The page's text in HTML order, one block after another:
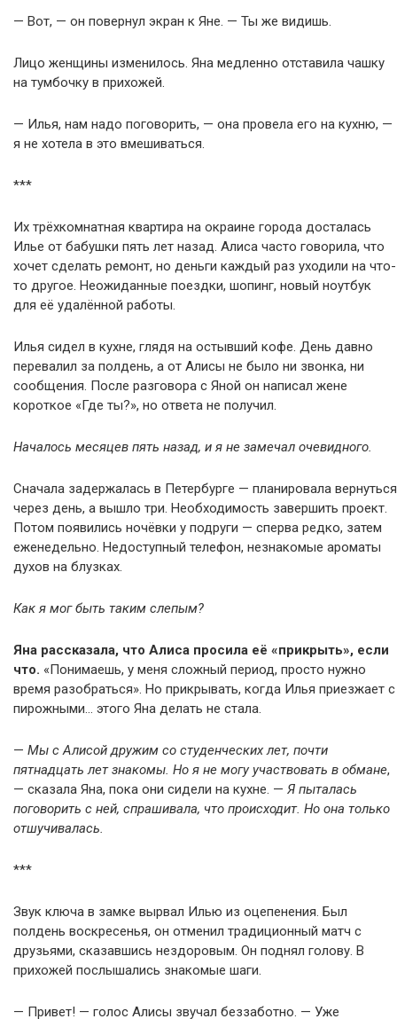
— Вот, — он повернул экран к Яне. — Ты же видишь.
Лицо женщины изменилось. Яна медленно отставила чашку
на тумбочку в прихожей.
— Илья, нам надо поговорить, — она провела его на кухню, —
я не хотела в это вмешиваться.
***
Их трёхкомнатная квартира на окраине города досталась
Илье от бабушки пять лет назад. Алиса часто говорила, что
хочет сделать ремонт, но деньги каждый раз уходили на что-
то другое. Неожиданные поездки, шопинг, новый ноутбук
для её удалённой работы.
Илья сидел в кухне, глядя на остывший кофе. День давно
перевалил за полдень, а от Алисы не было ни звонка, ни
сообщения. После разговора с Яной он написал жене
короткое «Где ты?», но ответа не получил.
Началось месяцев пять назад, и я не замечал очевидного.
Сначала задержалась в Петербурге — планировала вернуться
через день, а вышло три. Необходимость завершить проект.
Потом появились ночёвки у подруги — сперва редко, затем
еженедельно. Недоступный телефон, незнакомые ароматы
духов на блузках.
Как я мог быть таким слепым?
Яна рассказала, что Алиса просила её «прикрыть», если
что. «Понимаешь, у меня сложный период, просто нужно
время разобраться». Но прикрывать, когда Илья приезжает с
пирожными… этого Яна делать не стала.
— Мы с Алисой дружим со студенческих лет, почти
пятнадцать лет знакомы. Но я не могу участвовать в обмане,
— сказала Яна, пока они сидели на кухне. — Я пыталась
поговорить с ней, спрашивала, что происходит. Но она только
отшучивалась.
***
Звук ключа в замке вырвал Илью из оцепенения. Был
полдень воскресенья, он отменил традиционный матч с
друзьями, сказавшись нездоровым. Он поднял голову. В
прихожей послышались знакомые шаги.
— Привет! — голос Алисы звучал беззаботно. — Уже